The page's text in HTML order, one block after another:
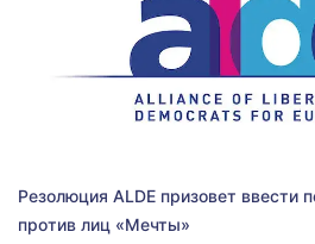
Резолюция ALDE призовет ввести
против лиц «Мечты»